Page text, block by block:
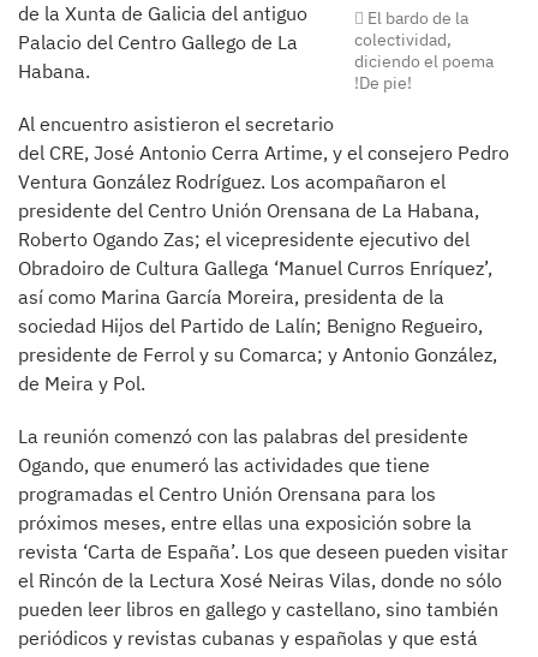
El bardo de la
colectividad,
diciendo el poema
!De pie!
de la Xunta de Galicia del antiguo
Palacio del Centro Gallego de La
Habana.
Al encuentro asistieron el secretario
del CRE, José Antonio Cerra Artime, y el consejero Pedro
Ventura González Rodríguez. Los acompañaron el
presidente del Centro Unión Orensana de La Habana,
Roberto Ogando Zas; el vicepresidente ejecutivo del
Obradoiro de Cultura Gallega ‘Manuel Curros Enríquez’,
así como Marina García Moreira, presidenta de la
sociedad Hijos del Partido de Lalín; Benigno Regueiro,
presidente de Ferrol y su Comarca; y Antonio González,
de Meira y Pol.
La reunión comenzó con las palabras del presidente
Ogando, que enumeró las actividades que tiene
programadas el Centro Unión Orensana para los
próximos meses, entre ellas una exposición sobre la
revista ‘Carta de España’. Los que deseen pueden visitar
el Rincón de la Lectura Xosé Neiras Vilas, donde no sólo
pueden leer libros en gallego y castellano, sino también
periódicos y revistas cubanas y españolas y que está